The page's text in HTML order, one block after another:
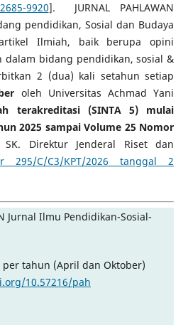
9920]. JURNAL PAHLAWAN
pendidikan, Sosial dan Budaya
Ilmiah, baik berupa opini
dalam bidang pendidikan, sosial &
2 (dua) kali setahun setiap
oleh Universitas Achmad Yani
terakreditasi (SINTA 5) mulai
2025 sampai Volume 25 Nomor
Direktur Jenderal Riset dan
295/C/C3/KPT/2026 tanggal 2
Jurnal Ilmu Pendidikan-Sosial-
per tahun (April dan Oktober)
10.57216/pah